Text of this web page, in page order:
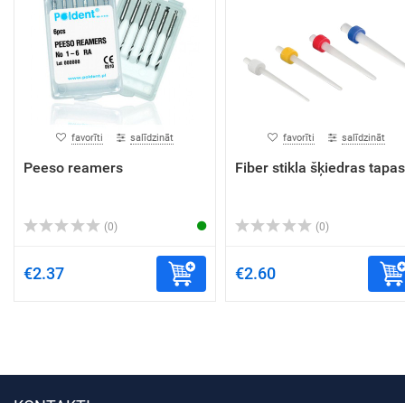
favorīti salīdzināt
Peeso reamers
(0)
€2.37
favorīti salīdzināt
Fiber stikla šķiedras tapas
(0)
€2.60